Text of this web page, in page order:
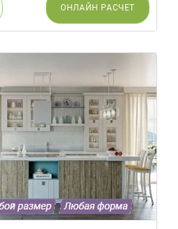
ОНЛАЙН РАСЧЕТ